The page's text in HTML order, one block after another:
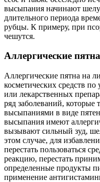
высыпания начинают
длительного периода
рубцы. К примеру, при
чешутся.
Аллергические
Аллергические пятна на
косметических средств
или лекарственных
ряд заболеваний, которые
высыпаниями в виде
высыпания имеют
вызывают сильный зуд,
этом случае, для
перестать пользоваться
реакцию, перестать
определенные продукты
применение